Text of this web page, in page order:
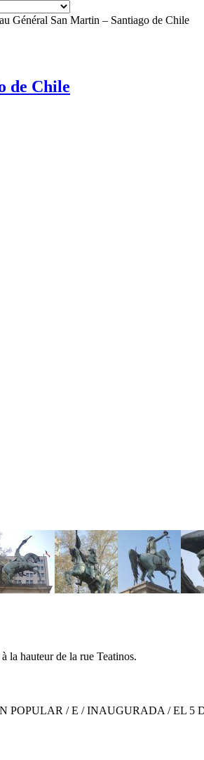
Général San Martin – Santiago de Chile
de Chile
la hauteur de la rue Teatinos.
POPULAR / E / INAUGURADA / EL 5